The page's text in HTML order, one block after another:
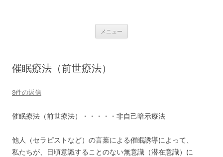
メニュー
催眠療法（前世療法）
8件の返信
催眠療法（前世療法）・・・・・非自己暗示療法
他人（セラピストなど）の言葉による催眠誘導によって、
私たちが、日頃意識することのない無意識（潜在意識）に